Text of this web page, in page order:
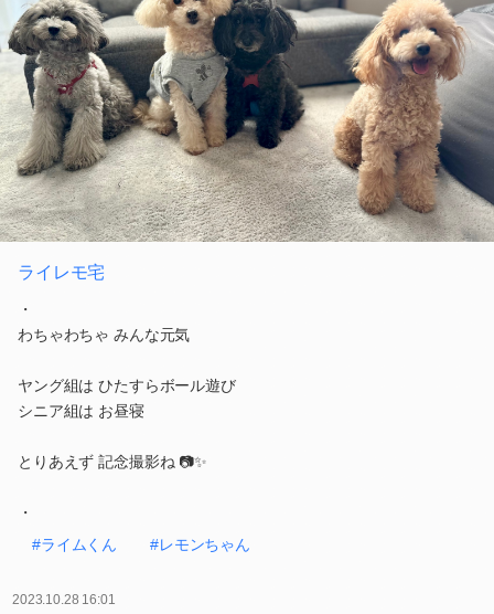
ライレモ宅
・
わちゃわちゃ みんな元気
ヤング組は ひたすらボール遊び
シニア組は お昼寝
とりあえず 記念撮影ね 📷✨
・
#ライムくん
#レモンちゃん
2023.10.28 16:01